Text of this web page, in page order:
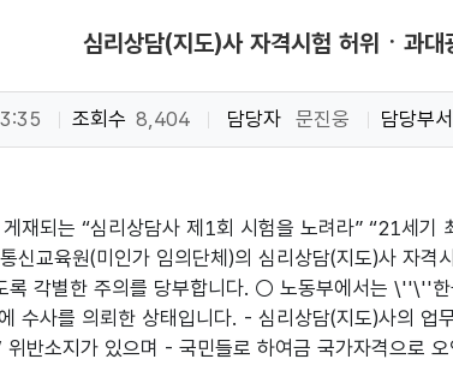
심리상담(지도)사 자격시험 허위ㆍ과대
조회수 8,404 담당자 문진웅 담당부서
재되는 “심리상담사 제1회 시험을 노려라” “21세기
신교육원(미인가 임의단체)의 심리상담(지도)사 자
록 각별한 주의를 당부합니다. ○ 노동부에서는 \''\''
수사를 의뢰한 상태입니다. - 심리상담(지도)사의 업
위반소지가 있으며 - 국민들로 하여금 국가자격으로